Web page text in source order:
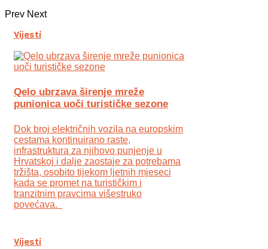
Prev Next
Vijesti
Qelo ubrzava širenje mreže
punionica uoči turističke sezone
Dok broj električnih vozila na europskim
cestama kontinuirano raste,
infrastruktura za njihovo punjenje u
Hrvatskoj i dalje zaostaje za potrebama
tržišta, osobito tijekom ljetnih mjeseci
kada se promet na turističkim i
tranzitnim pravcima višestruko
povećava.
Vijesti